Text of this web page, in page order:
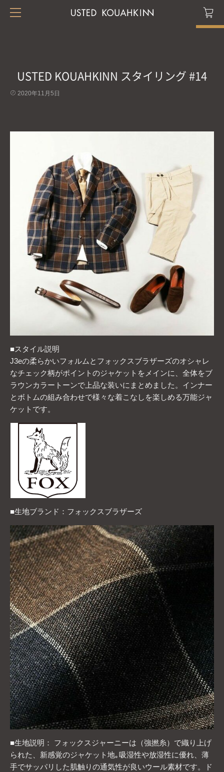
USTED KOUAHKINN スタイリング #14
2020年11月5日
■スタイル説明
J3eの柔らかいフォルムとフォックスブラザーズのオシャレ
なチェック柄がポイントのジャケットをメインに、全体をブ
ラウンカラートーンで上品な装いにまとめました。インナー
とボトムの組み合わせで様々な着こなしを楽しめる万能ジャ
ケットです。
■生地ブランド：フォックスブラザーズ
■生地説明： フォックスジャーニーは（強撚糸）で織り上げ
られた、新感覚のジャケット地｡吸湿性や放湿性に優れ、薄
手でサッパリした肌触りの通気性が良いウール素材です。ド